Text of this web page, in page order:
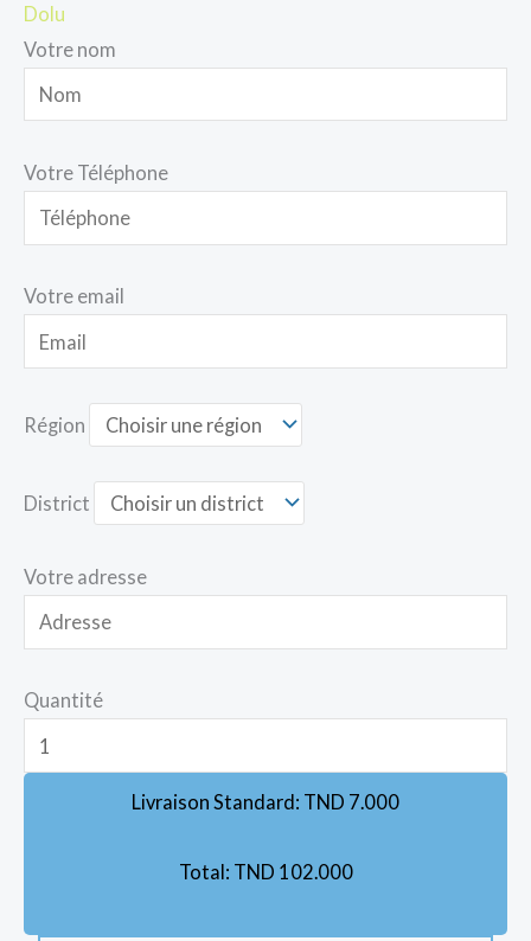
Dolu
Votre nom
Votre Téléphone
Votre email
Région
District
Votre adresse
Quantité
Livraison Standard: TND 7.000
Total: TND 102.000